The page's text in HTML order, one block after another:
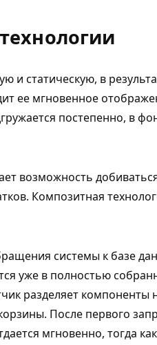
и статическую, в
ее мгновенное
постепенно, в
возможность
Композитная
системы к базе
уже в полностью
разделяет компоненты
После первого
мгновенно, тогда